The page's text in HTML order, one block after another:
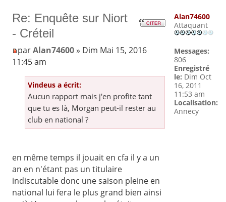
Re: Enquête sur Niort
- Créteil
parAlan74600» Dim Mai 15, 2016
11:45 am
Vindeus a écrit:
Aucun rapport mais j'en profite tant
que tu es là, Morgan peut-il rester au
club en national ?
en même temps il jouait en cfa il y a un
an en n'étant pas un titulaire
indiscutable donc une saison pleine en
national lui fera le plus grand bien ainsi
Alan74600
Attaquant
Messages:
806
Enregistré
le: Dim Oct
16, 2011
11:53 am
Localisation:
Annecy